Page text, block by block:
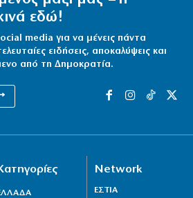
εδώ!
media για να μένεις πάντα
ειδήσεις, αποκαλύψεις και
από τη Δημοκρατία.
Κατηγορίες Network
ΕΣΤΙΑ